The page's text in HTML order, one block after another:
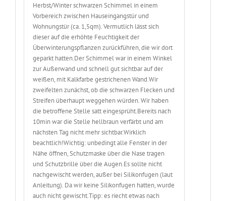
Herbst/Winter schwarzen Schimmel in einem
Vorbereich zwischen Hauseingangstür und
Wohnungstür (ca. 1,5qm). Vermutlich lässt sich
dieser auf die erhöhte Feuchtigkeit der
Überwinterungspflanzen zurückführen, die wir dort
geparkt hatten.Der Schimmel war in einem Winkel
zur Außerwand und schnell gut sichtbar auf der
weißen, mit Kalkfarbe gestrichenen Wand.Wir
zweifelten zunächst, ob die schwarzen Flecken und
Streifen überhaupt weggehen würden. Wir haben
die betroffene Stelle satt eingesprüht.Bereits nach
10min war die Stelle hellbraun verfärbt und am
nächsten Tag nicht mehr sichtbar.Wirklich
beachtlich!Wichtig: unbedingt alle Fenster in der
Nähe öffnen, Schutzmaske über die Nase tragen
und Schutzbrille über die Augen.Es sollte nicht
nachgewischt werden, außer bei Silikonfugen (laut
Anleitung). Da wir keine Silikonfugen hatten, wurde
auch nicht gewischt.Tipp: es riecht etwas nach